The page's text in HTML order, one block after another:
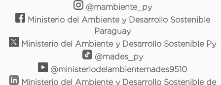
@mambiente_py
Ministerio del Ambiente y Desarrollo Sostenible
Paraguay
Ministerio del Ambiente y Desarrollo Sostenible Py
@mades_py
@ministeriodelambientemades9510
Ministerio del Ambiente y Desarrollo Sostenible de